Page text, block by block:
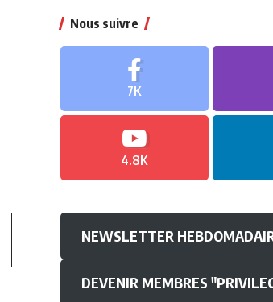
Nous suivre
7K
4.8K
NEWSLETTER
DEVENIR MEMBRES